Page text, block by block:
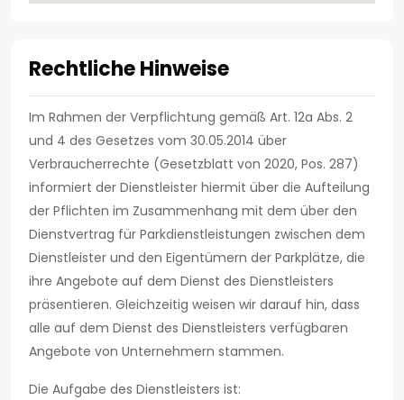
Rechtliche Hinweise
Im Rahmen der Verpflichtung gemäß Art. 12a Abs. 2
und 4 des Gesetzes vom 30.05.2014 über
Verbraucherrechte (Gesetzblatt von 2020, Pos. 287)
informiert der Dienstleister hiermit über die Aufteilung
der Pflichten im Zusammenhang mit dem über den
Dienstvertrag für Parkdienstleistungen zwischen dem
Dienstleister und den Eigentümern der Parkplätze, die
ihre Angebote auf dem Dienst des Dienstleisters
präsentieren. Gleichzeitig weisen wir darauf hin, dass
alle auf dem Dienst des Dienstleisters verfügbaren
Angebote von Unternehmern stammen.
Die Aufgabe des Dienstleisters ist: